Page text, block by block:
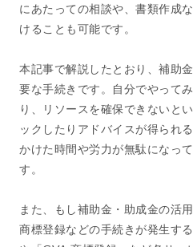
にあたっての相談や、書類作成
けることも可能です。
本記事で解説したとおり、補助
要な手続きです。自分でやって
り、リソースを確保できないと
ックしたりアドバイスが得られ
かけた時間や労力が無駄になっ
す。
また、もし補助金・助成金の活
商標登録などの手続きが発生す